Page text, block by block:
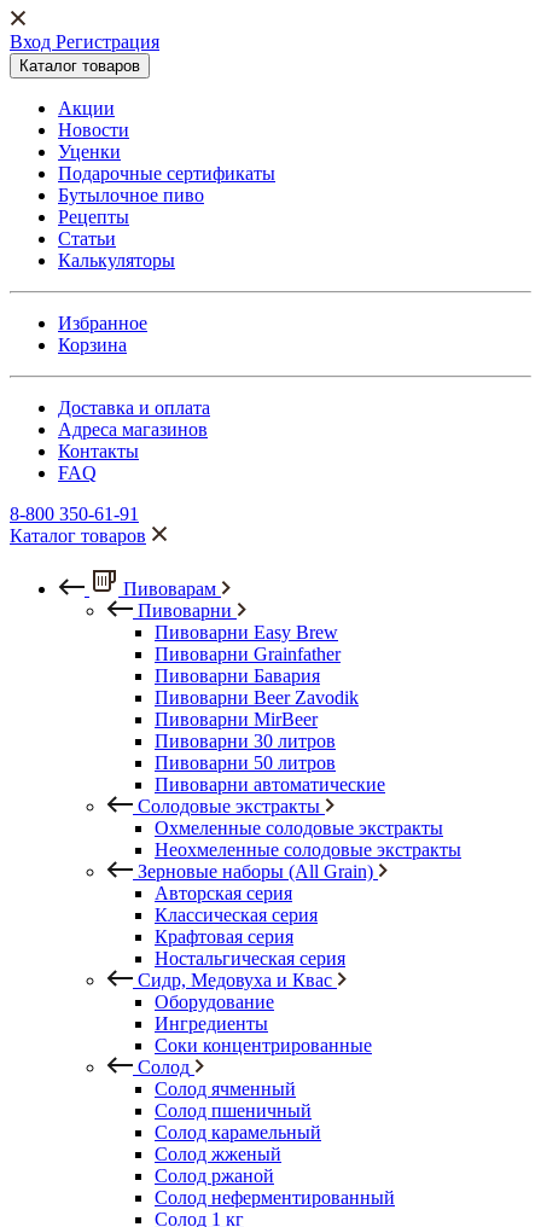
Вход Регистрация
Каталог товаров
Акции
Новости
Уценки
Подарочные сертификаты
Бутылочное пиво
Рецепты
Статьи
Калькуляторы
Избранное
Корзина
Доставка и оплата
Адреса магазинов
Контакты
FAQ
8-800 350-61-91
Каталог товаров
Пивоварам
Пивоварни
Пивоварни Easy Brew
Пивоварни Grainfather
Пивоварни Бавария
Пивоварни Beer Zavodik
Пивоварни MirBeer
Пивоварни 30 литров
Пивоварни 50 литров
Пивоварни автоматические
Солодовые экстракты
Охмеленные солодовые экстракты
Неохмеленные солодовые экстракты
Зерновые наборы (All Grain)
Авторская серия
Классическая серия
Крафтовая серия
Ностальгическая серия
Сидр, Медовуха и Квас
Оборудование
Ингредиенты
Соки концентрированные
Солод
Солод ячменный
Солод пшеничный
Солод карамельный
Солод жженый
Солод ржаной
Солод неферментированный
Солод 1 кг